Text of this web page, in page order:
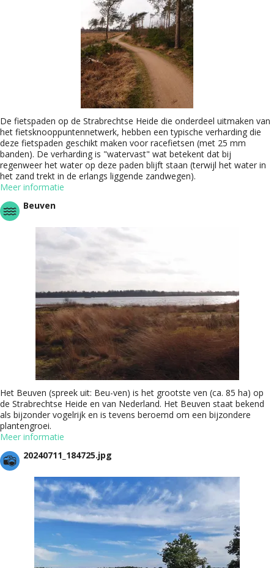
De fietspaden op de Strabrechtse Heide die onderdeel uitmaken van
het fietsknooppuntennetwerk, hebben een typische verharding die
deze fietspaden geschikt maken voor racefietsen (met 25 mm
banden). De verharding is "watervast" wat betekent dat bij
regenweer het water op deze paden blijft staan (terwijl het water in
het zand trekt in de erlangs liggende zandwegen).
Meer informatie
Beuven
Het Beuven (spreek uit: Beu-ven) is het grootste ven (ca. 85 ha) op
de Strabrechtse Heide en van Nederland. Het Beuven staat bekend
als bijzonder vogelrijk en is tevens beroemd om een bijzondere
plantengroei.
Meer informatie
20240711_184725.jpg